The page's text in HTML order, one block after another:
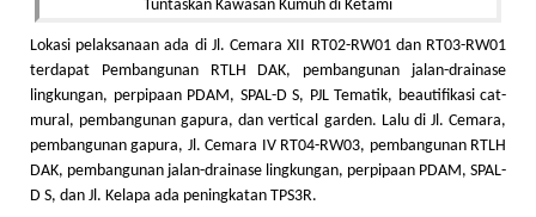
Lokasi pelaksanaan ada di Jl. Cemara XII RT02-RW01 dan RT03-RW01
terdapat Pembangunan RTLH DAK, pembangunan jalan-drainase
lingkungan, perpipaan PDAM, SPAL-D S, PJL Tematik, beautifikasi cat-
mural, pembangunan gapura, dan vertical garden. Lalu di Jl. Cemara,
pembangunan gapura, Jl. Cemara IV RT04-RW03, pembangunan RTLH
DAK, pembangunan jalan-drainase lingkungan, perpipaan PDAM, SPAL-
D S, dan Jl. Kelapa ada peningkatan TPS3R.